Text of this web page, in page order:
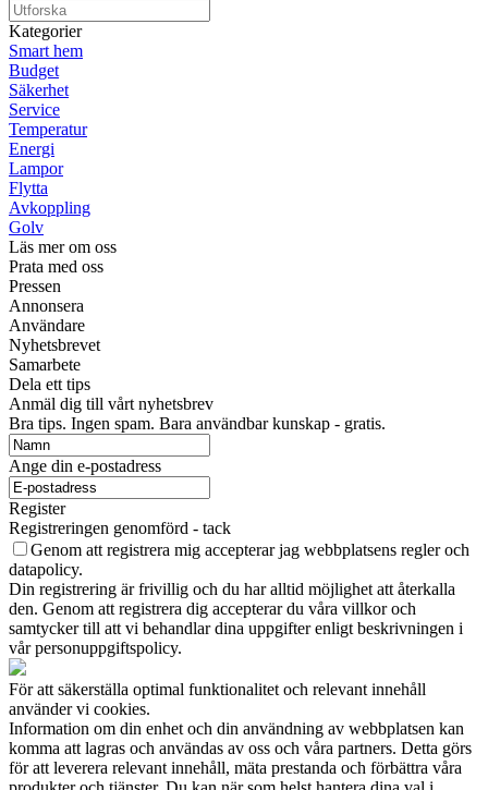
Kategorier
Smart hem
Budget
Säkerhet
Service
Temperatur
Energi
Lampor
Flytta
Avkoppling
Golv
Läs mer om oss
Prata med oss
Pressen
Annonsera
Användare
Nyhetsbrevet
Samarbete
Dela ett tips
Anmäl dig till vårt nyhetsbrev
Bra tips. Ingen spam. Bara användbar kunskap - gratis.
Ange din e-postadress
Register
Registreringen genomförd - tack
Genom att registrera mig accepterar jag webbplatsens regler och
datapolicy.
Din registrering är frivillig och du har alltid möjlighet att återkalla
den. Genom att registrera dig accepterar du våra villkor och
samtycker till att vi behandlar dina uppgifter enligt beskrivningen i
vår personuppgiftspolicy.
För att säkerställa optimal funktionalitet och relevant innehåll
använder vi cookies.
Information om din enhet och din användning av webbplatsen kan
komma att lagras och användas av oss och våra partners. Detta görs
för att leverera relevant innehåll, mäta prestanda och förbättra våra